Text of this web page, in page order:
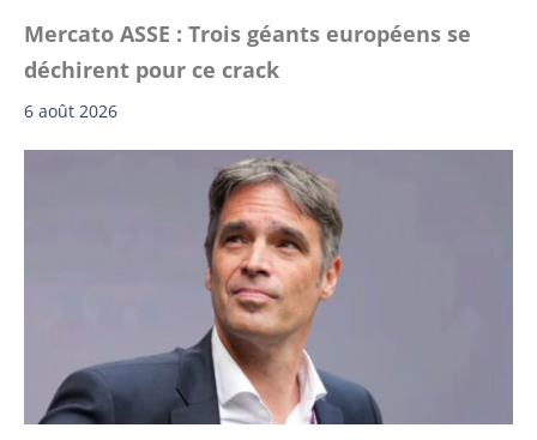
Mercato ASSE : Trois géants européens se
déchirent pour ce crack
6 août 2026